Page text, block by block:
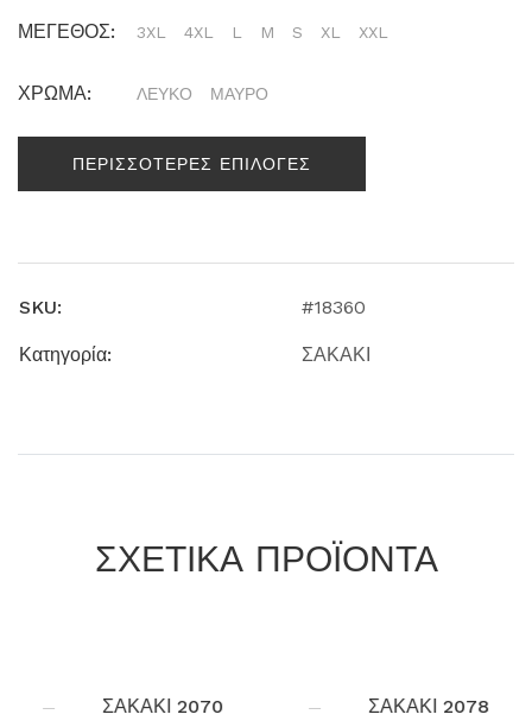
ΜΕΓΕΘΟΣ: 3XL 4XL L M S XL XXL
ΧΡΩΜΑ: ΛΕΥΚΟ ΜΑΥΡΟ
ΠΕΡΙΣΣΟΤΕΡΕΣ ΕΠΙΛΟΓΕΣ
SKU: #18360
Κατηγορία: ΣΑΚΑΚΙ
ΣΧΕΤΙΚΑ ΠΡΟΪΟΝΤΑ
ΣΑΚΑΚΙ 2070
ΣΑΚΑΚΙ 2078